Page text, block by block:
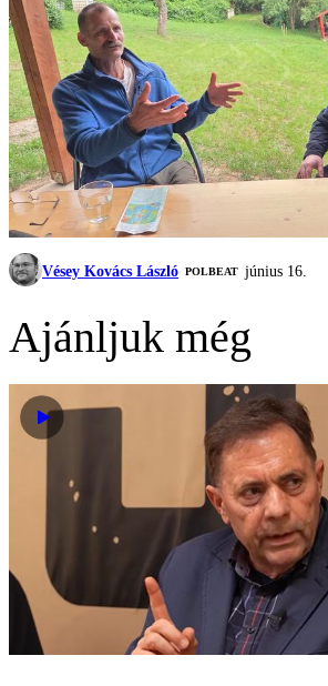
Vésey Kovács László ‎POLBEAT június 16.
Ajánljuk még